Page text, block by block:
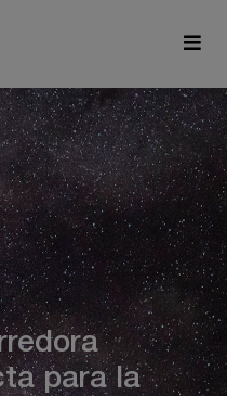
para la